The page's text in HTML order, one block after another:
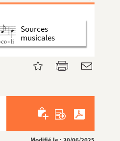
Sources
musicales